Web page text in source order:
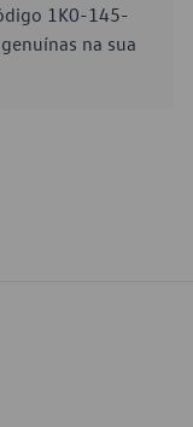
1K0-145-
na sua